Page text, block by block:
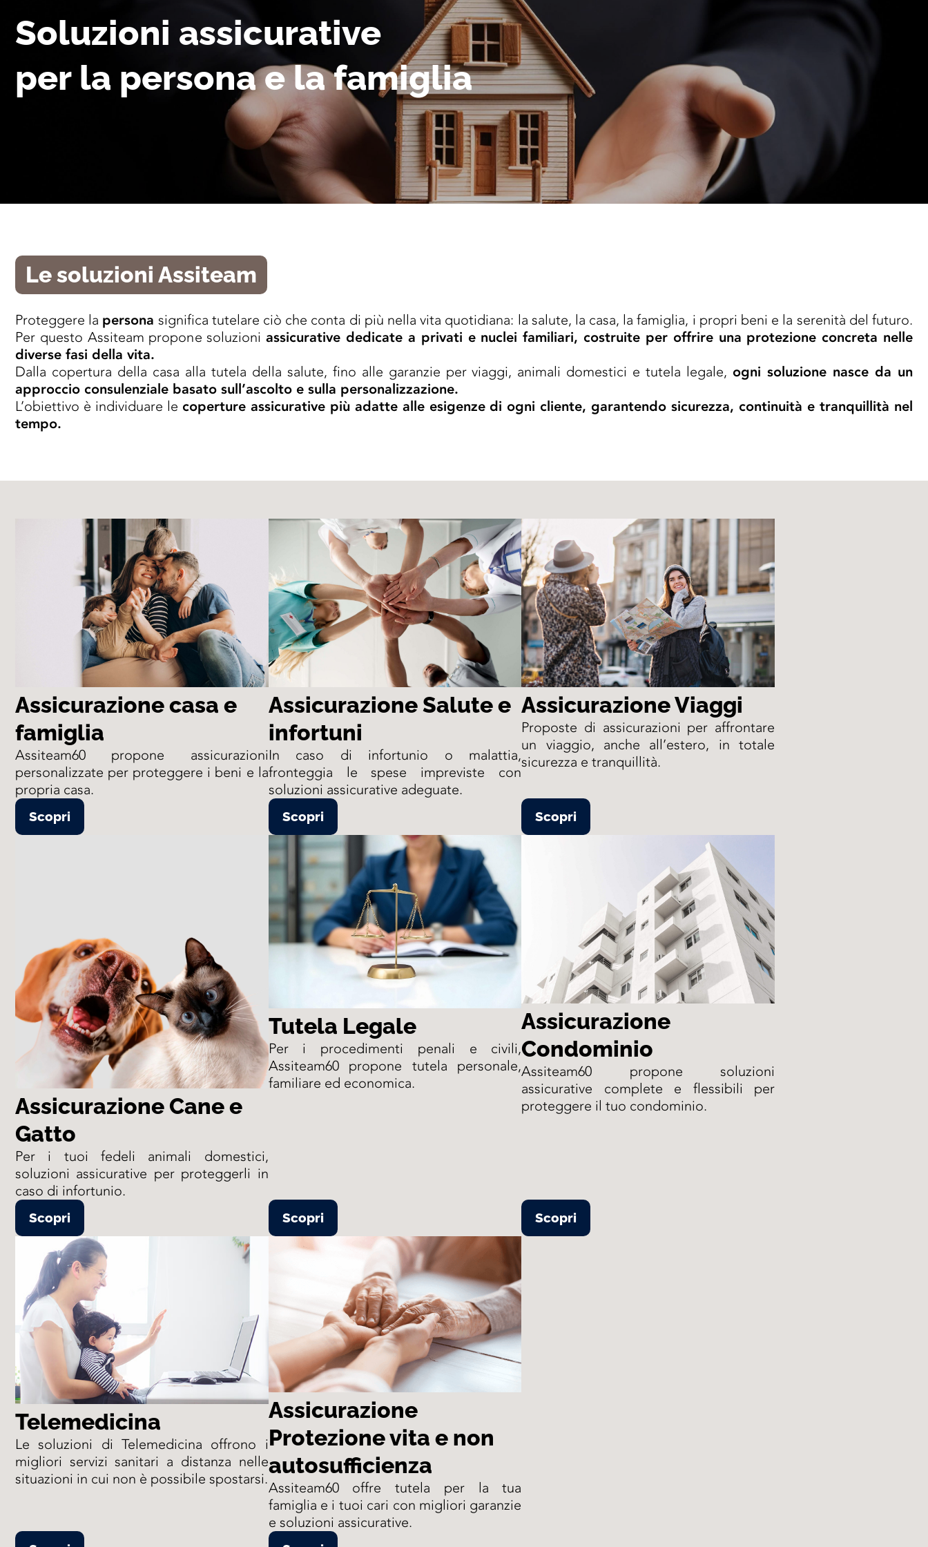
Soluzioni assicurative
per la persona e la famiglia
Le soluzioni Assiteam
Proteggere la persona significa tutelare ciò che conta di più nella vita quotidiana: la salute, la casa, la famiglia, i propri beni e la serenità del futuro.
Per questo Assiteam propone soluzioniassicurative dedicate a privati e nuclei familiari, costruite per offrire una protezione concreta nelle
diverse fasi della vita.
Dalla copertura della casa alla tutela della salute, fino alle garanzie per viaggi, animali domestici e tutela legale, ogni soluzione nasce da un
approccio consulenziale basato sull’ascolto e sulla personalizzazione.
L’obiettivo è individuare le coperture assicurative più adatte alle esigenze di ogni cliente, garantendo sicurezza, continuità e tranquillità nel
tempo.
Assicurazione casa e
famiglia
Assiteam60 propone assicurazioni
personalizzate per proteggere i beni e la
propria casa.
Scopri
Assicurazione Salute e
infortuni
In caso di infortunio o malattia,
fronteggia le spese impreviste con
soluzioni assicurative adeguate.
Scopri
Assicurazione Viaggi
Proposte di assicurazioni per affrontare
un viaggio, anche all’estero, in totale
sicurezza e tranquillità.
Scopri
Assicurazione Cane e
Gatto
Per i tuoi fedeli animali domestici,
soluzioni assicurative per proteggerli in
caso di infortunio.
Scopri
Tutela Legale
Per i procedimenti penali e civili,
Assiteam60 propone tutela personale,
familiare ed economica.
Scopri
Assicurazione
Condominio
Assiteam60 propone soluzioni
assicurative complete e flessibili per
proteggere il tuo condominio.
Scopri
Telemedicina
Le soluzioni di Telemedicina offrono i
migliori servizi sanitari a distanza nelle
situazioni in cui non è possibile spostarsi.
Assicurazione
Protezione vita e non
autosufficienza
Assiteam60 offre tutela per la tua
famiglia e i tuoi cari con migliori garanzie
e soluzioni assicurative.